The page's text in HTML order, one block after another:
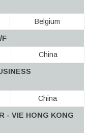
Belgium
F
China
China
- VIE HONG KONG